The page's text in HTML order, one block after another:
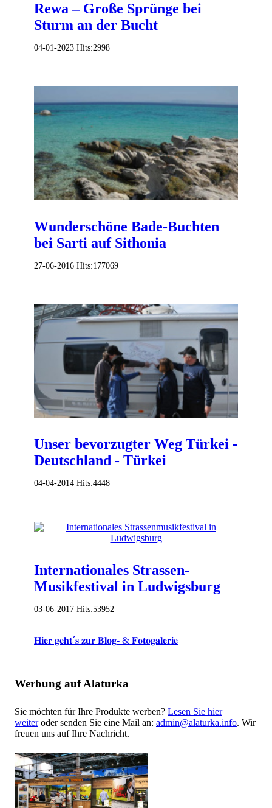
Rewa – Große Sprünge bei
Sturm an der Bucht
04-01-2023 Hits:2998
Wunderschöne Bade-Buchten
bei Sarti auf Sithonia
27-06-2016 Hits:177069
Unser bevorzugter Weg Türkei -
Deutschland - Türkei
04-04-2014 Hits:4448
Internationales Strassen-
Musikfestival in Ludwigsburg
03-06-2017 Hits:53952
𝐇𝐢𝐞𝐫 𝐠𝐞𝐡𝐭´𝐬 𝐳𝐮𝐫 𝐁𝐥𝐨𝐠- & 𝐅𝐨𝐭𝐨𝐠𝐚𝐥𝐞𝐫𝐢𝐞
Werbung auf Alaturka
Sie möchten für Ihre Produkte werben? Lesen Sie hier
weiteroder senden Sie eine Mail an: admin@alaturka.info. Wir
freuen uns auf Ihre Nachricht.